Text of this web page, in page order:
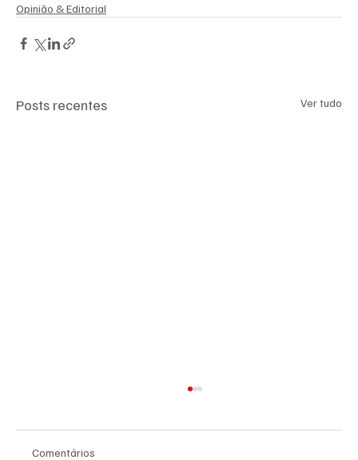
Opinião & Editorial
Posts recentes Ver tudo
Comentários